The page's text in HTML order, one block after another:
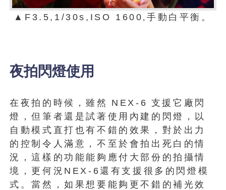
▲F3.5,1/30s,ISO 1600 , 手動白平衡。
夜拍閃燈使用
在夜拍的時候，雖然 NEX-6 支援它廠閃
燈，但筆者還是試著使用內建的閃燈，以
自動模式直打也有不錯的效果，對於出力
的控制令人滿意，不至於會拍出死白的情
況，這樣的功能能夠應付大部份的拍攝情
境，更何況NEX-6還有支援很多的閃燈模
式。當然，如果想要能夠更不錯的補光效